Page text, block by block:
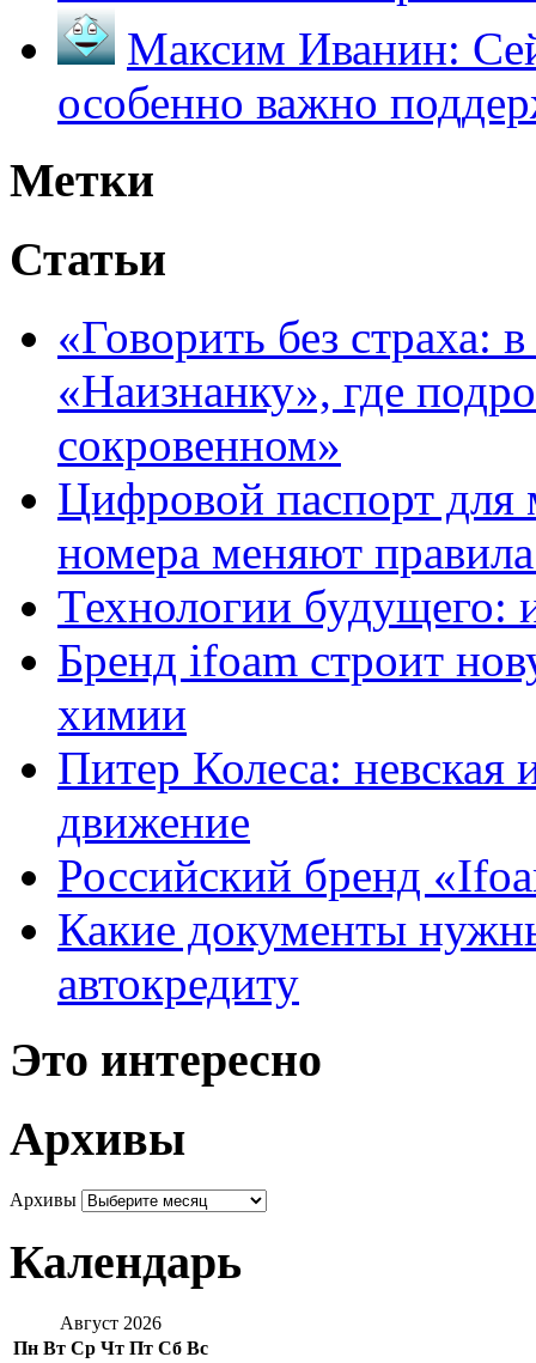
Максим Иванин:
особенно важно
Метки
Статьи
«Говорить без страха:
«Наизнанку», где
сокровенном»
Цифровой паспорт для
номера меняют
Технологии будущего:
Бренд ifoam строит
химии
Питер Колеса: невская
движение
Российский бренд
Какие документы
автокредиту
Это интересно
Архивы
Архивы
Календарь
Август 2026
Пн Вт Ср Чт Пт Сб Вс